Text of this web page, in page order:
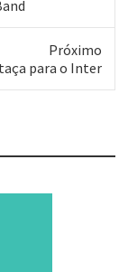
Próximo
para o Inter